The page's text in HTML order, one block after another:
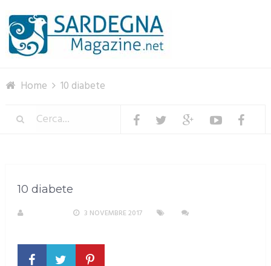
Home 10 diabete
10 diabete
3 NOVEMBRE 2017